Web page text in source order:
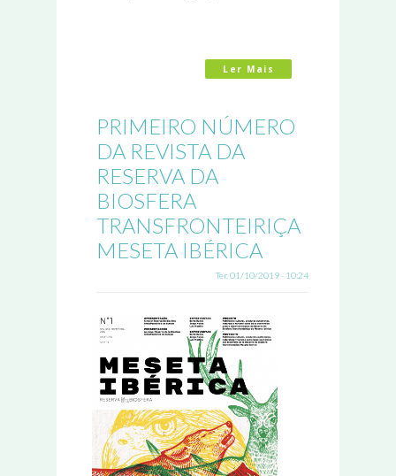
Ler Mais
PRIMEIRO NÚMERO
DA REVISTA DA
RESERVA DA
BIOSFERA
TRANSFRONTEIRIÇA
MESETA IBÉRICA
Ter, 01/10/2019 - 10:24